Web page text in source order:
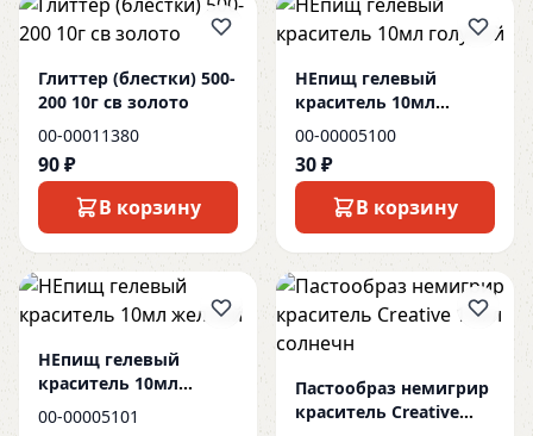
Глиттер (блестки) 500-
200 10г св золото
00-00011380
90 ₽
В корзину
НЕпищ гелевый
краситель 10мл
голубой
00-00005100
30 ₽
В корзину
НЕпищ гелевый
краситель 10мл
желтый
00-00005101
Пастообраз немигрир
краситель Creative